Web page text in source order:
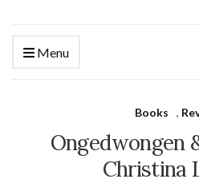
Menu
Books ,
Ongedwongen
Christina